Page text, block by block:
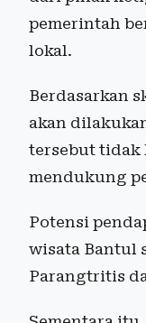
pemerintah
lokal.
Berdasarkan
akan
tersebut tidak
mendukung
Potensi
wisata Bantul
Parangtritis